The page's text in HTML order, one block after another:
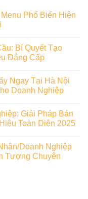
Phổ Biến Hiện
Bí Quyết Tạo
Đẳng Cấp
Ngay Tại Hà Nội
Doanh Nghiệp
Giải Pháp Bán
Toàn Diện 2025
Doanh Nghiệp
Tượng Chuyên